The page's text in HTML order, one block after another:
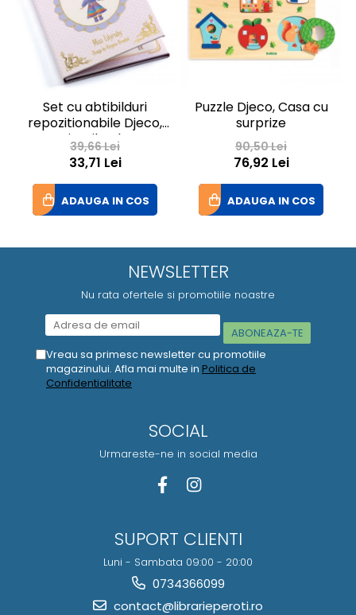
Set cu abtibilduri
repozitionabile Djeco,
Miss Lilyruby
39,66 Lei
33,71 Lei
ADAUGA IN COS
Puzzle Djeco, Casa cu
surprize
90,50 Lei
76,92 Lei
ADAUGA IN COS
NEWSLETTER
Nu rata ofertele si promotiile noastre
Vreau sa primesc newsletter cu promotiile
magazinului. Afla mai multe in Politica de
Confidentialitate
SOCIAL
Urmareste-ne in social media
SUPORT CLIENTI
Luni - Sambata 09:00 - 20:00
0734366099
contact@librarieperoti.ro